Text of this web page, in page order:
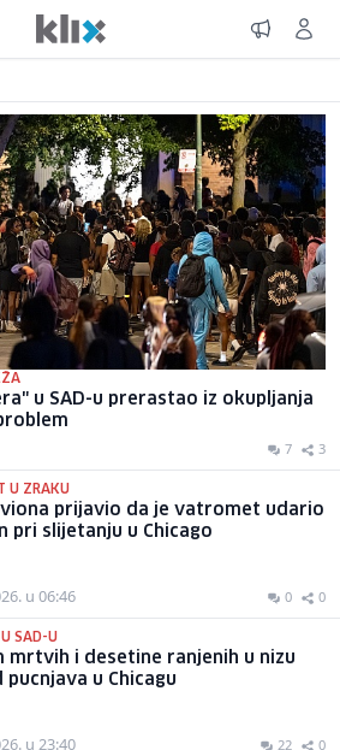
u SAD-u prerastao iz okupljanja
7 3
U ZRAKU
prijavio da je vatromet udario
pri slijetanju u Chicago
u 06:46 0 0
U SAD-U
mrtvih i desetine ranjenih u nizu
pucnjava u Chicagu
u 23:40 22 0